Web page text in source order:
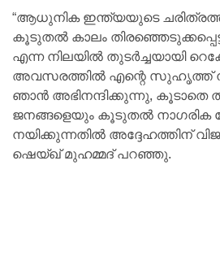
“ആധുനിക ഇന്ത്യയുടെ
കൂടുതൽ കാലം
എന്ന നിലയിൽ തുടർച്ചയായി
അവസരത്തിൽ എന്റെ സുഹൃത്ത്
ഞാൻ അഭിനന്ദിക്കുന്നു, കൂടാതെ
ജനങ്ങളെയും കൂടുതൽ നാഗരിക
നയിക്കുന്നതിൽ അദ്ദേഹത്തിന്
ഷെയ്ഖ് മുഹമ്മദ് പറഞ്ഞു.